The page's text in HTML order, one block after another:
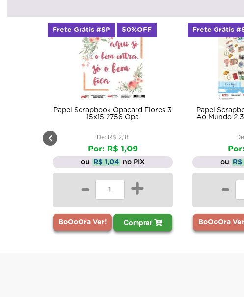
Papel Scrapbook Opacard Flores 3
15x15 2756 Opa
De: R$ 2,18
Por: R$ 1,09
ou R$ 1,04 no PIX
- +
BoOoOra Ver! Comprar
Frete Grátis #SP 50%OFF
Papel
Ao Mundo 2
ou R$
-
BoOoOra
Frete Grátis